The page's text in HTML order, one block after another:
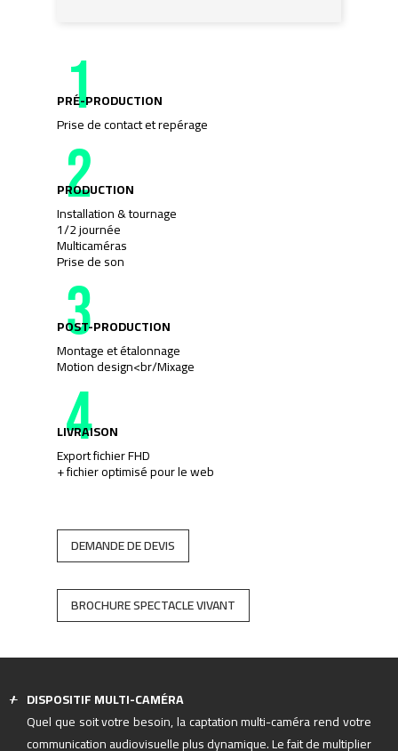
1
PRÉ-PRODUCTION
Prise de contact et repérage
2
PRODUCTION
Installation & tournage
1/2 journée
Multicaméras
Prise de son
3
POST-PRODUCTION
Montage et étalonnage
Motion design<br/Mixage
4
LIVRAISON
Export fichier FHD
+ fichier optimisé pour le web
DEMANDE DE DEVIS
BROCHURE SPECTACLE VIVANT
DISPOSITIF MULTI-CAMÉRA
Quel que soit votre besoin, la captation multi-caméra rend votre
communication audiovisuelle plus dynamique. Le fait de multiplier